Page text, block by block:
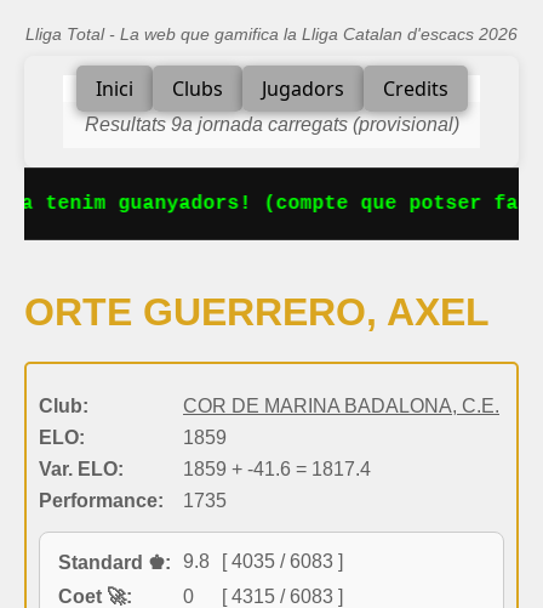
Lliga Total - La web que gamifica la Lliga Catalan d'escacs 2026
Inici Clubs Jugadors Credits
Resultats 9a jornada carregats (provisional)
tenim guanyadors! (compte que potser
ORTE GUERRERO, AXEL
Club:
COR DE MARINA BADALONA, C.E.
ELO:
1859
Var. ELO:
1859 + -41.6 = 1817.4
Performance:
1735
Standard ♚: 9.8
[ 4035 / 6083 ]
Coet 🚀:
0
[ 4315 / 6083 ]